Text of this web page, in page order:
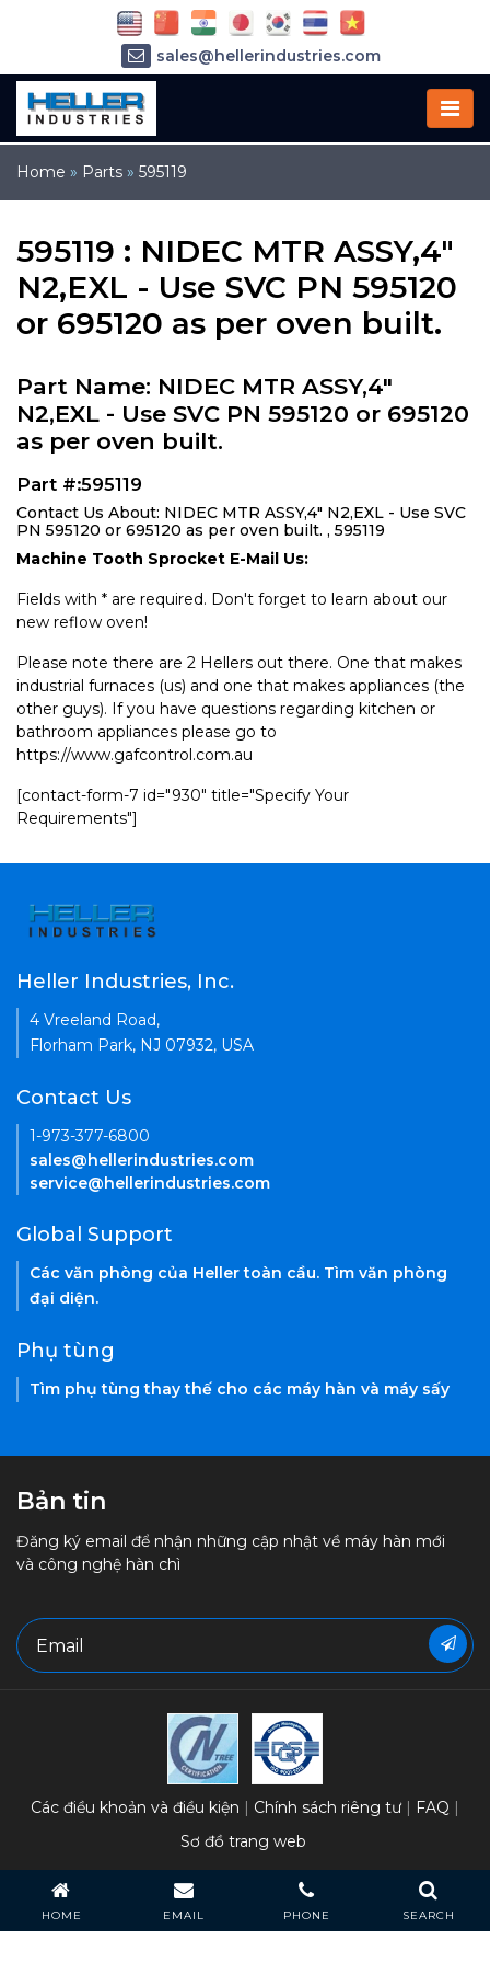
Home » Parts » 595119
595119 : NIDEC MTR ASSY,4"
N2,EXL - Use SVC PN 595120
or 695120 as per oven built.
Part Name: NIDEC MTR ASSY,4"
N2,EXL - Use SVC PN 595120 or 695120
as per oven built.
Part #:595119
Contact Us About: NIDEC MTR ASSY,4" N2,EXL - Use SVC
PN 595120 or 695120 as per oven built. , 595119
Machine Tooth Sprocket E-Mail Us:
Fields with * are required. Don't forget to learn about our
new reflow oven!
Please note there are 2 Hellers out there. One that makes
industrial furnaces (us) and one that makes appliances (the
other guys). If you have questions regarding kitchen or
bathroom appliances please go to
https://www.gafcontrol.com.au
[contact-form-7 id="930" title="Specify Your
Requirements"]
sales@hellerindustries.com
service@hellerindustries.com
HOME EMAIL PHONE SEARCH
Heller Industries, Inc.
4 Vreeland Road,
Florham Park, NJ 07932, USA
Contact Us
1-973-377-6800
sales@hellerindustries.com
service@hellerindustries.com
Global Support
Các văn phòng của Heller toàn cầu. Tìm văn phòng
đại diện.
Phụ tùng
Tìm phụ tùng thay thế cho các máy hàn và máy sấy
Bản tin
Đăng ký email để nhận những cập nhật về máy hàn mới
và công nghệ hàn chì
Các điều khoản và điều kiện Chính sách riêng tư
FAQ
Sơ đồ trang web
Bản quyền 2026 Heller Industries, Inc. 。